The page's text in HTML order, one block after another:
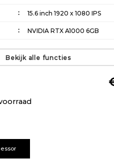
15.6 inch 1920 x 1080 IPS
NVIDIA RTX A1000 6GB
Morsbestendig |
met witte leds (optionele) |
Bekijk alle functies